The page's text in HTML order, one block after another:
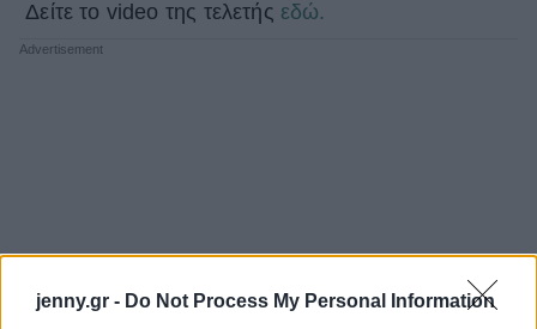
jenny.gr - Do Not Process My Personal Information
Δείτε το video της τελετής εδώ.